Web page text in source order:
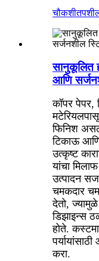
चौकशी
सानुकूलित
आणि
कॉपर
फिनिश
टिकाऊ
उत्कृष्ट
यांचा
उत्पादन
चमकदार
देतो,
डिझाइन्स
होते.
करा.